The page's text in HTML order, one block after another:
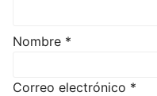
Nombre *
Correo electrónico *